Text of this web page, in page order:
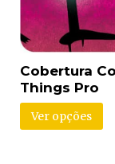
Cobertura
Things Pro
Ver opções